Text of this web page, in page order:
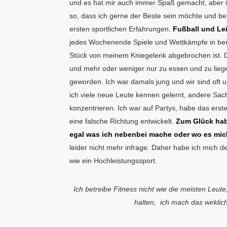
und es hat mir auch immer Spaß gemacht, aber
so, dass ich gerne der Beste sein möchte und
ersten sportlichen Erfahrungen. Fußball und
jedes Wochenende Spiele und Wettkämpfe in
Stück von meinem Kniegelenk abgebrochen ist.
und mehr oder weniger nur zu essen und zu
geworden. Ich war damals jung und wir sind oft
ich viele neue Leute kennen gelernt, andere
konzentrieren. Ich war auf Partys, habe das
eine falsche Richtung entwickelt. Zum Glück
egal was ich nebenbei mache oder wo es
leider nicht mehr infrage. Daher habe ich mich
wie ein Hochleistungssport.
Ich betreibe Fitness nicht wie die meisten
halten, ich mach das